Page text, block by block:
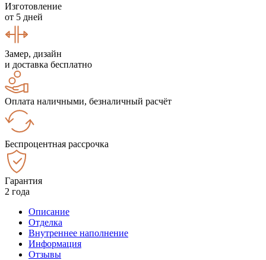
Изготовление
от 5 дней
Замер, дизайн
и доставка бесплатно
Оплата наличными, безналичный расчёт
Беспроцентная рассрочка
Гарантия
2 года
Описание
Отделка
Внутреннее наполнение
Информация
Отзывы